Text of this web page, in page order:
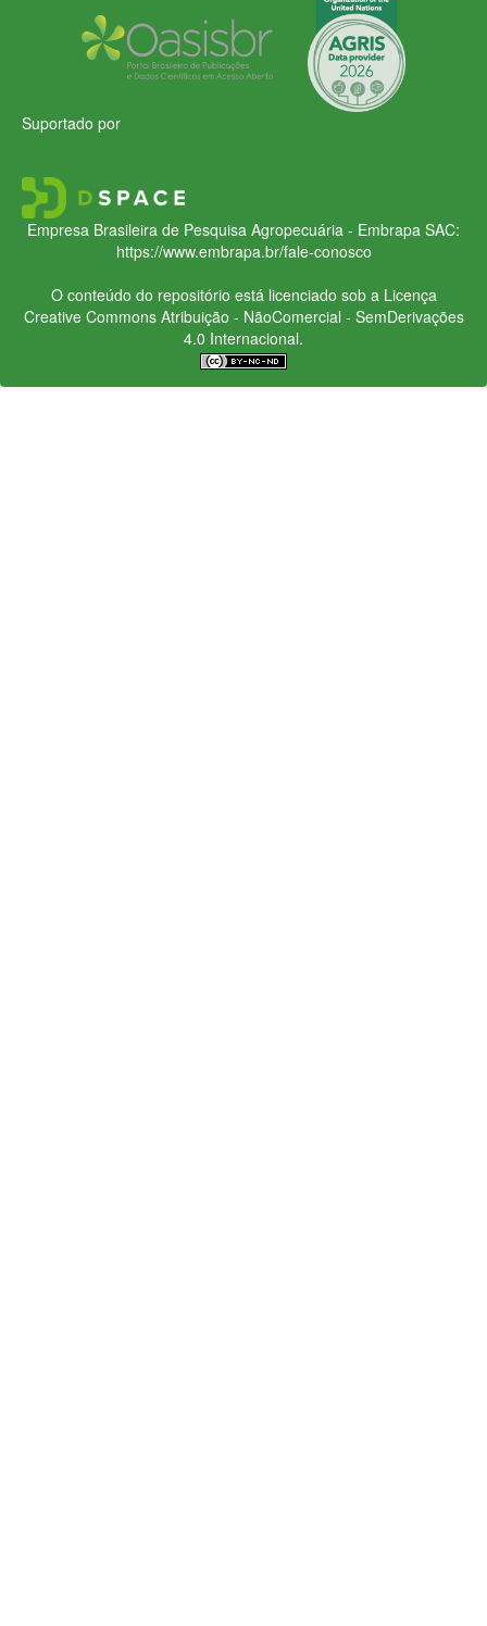
Suportado por
Empresa Brasileira de Pesquisa Agropecuária - Embrapa SAC:
https://www.embrapa.br/fale-conosco
O conteúdo do repositório está licenciado sob a Licença
Creative CommonsAtribuição - NãoComercial - SemDerivações
4.0 Internacional.